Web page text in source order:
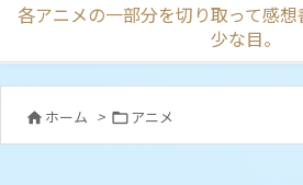
各アニメの一部分を切り取って感
少な目。
 ホーム > アニメ